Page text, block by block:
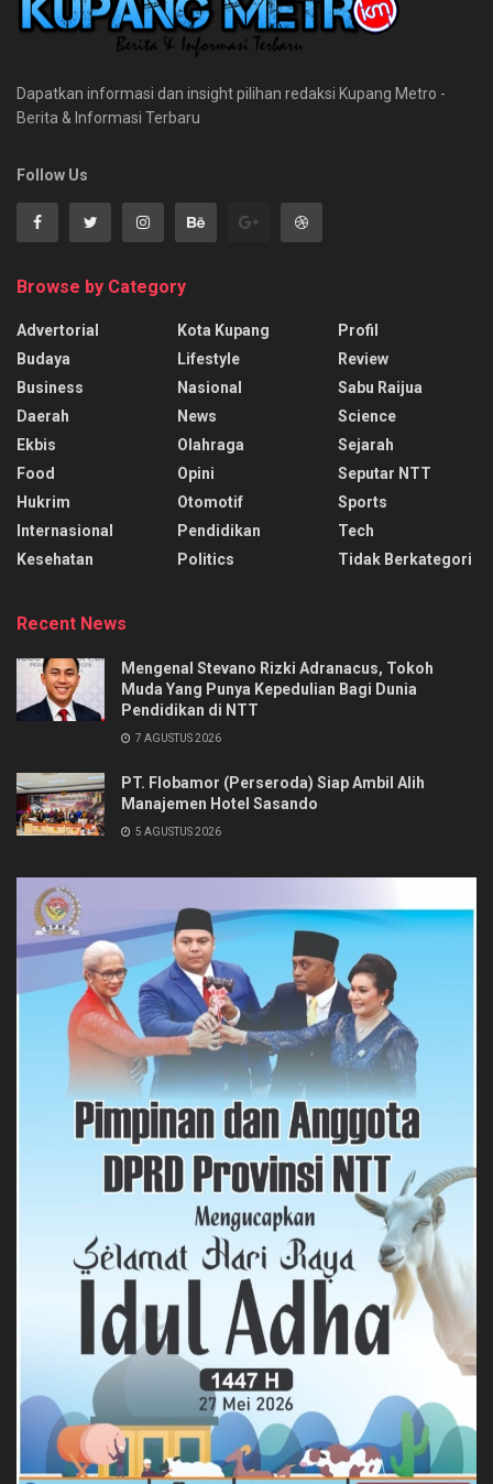
Dapatkan informasi dan insight pilihan redaksi Kupang Metro -
Berita & Informasi Terbaru
Follow Us
Browse by Category
Advertorial
Budaya
Business
Daerah
Ekbis
Food
Hukrim
Internasional
Kesehatan
Kota Kupang
Lifestyle
Nasional
News
Olahraga
Opini
Otomotif
Pendidikan
Politics
Profil
Review
Sabu Raijua
Science
Sejarah
Seputar NTT
Sports
Tech
Tidak Berkategori
Recent News
Mengenal Stevano Rizki Adranacus, Tokoh
Muda Yang Punya Kepedulian Bagi Dunia
Pendidikan di NTT
7 AGUSTUS 2026
PT. Flobamor (Perseroda) Siap Ambil Alih
Manajemen Hotel Sasando
5 AGUSTUS 2026